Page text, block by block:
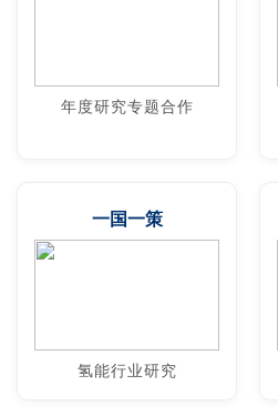
年度研究专题合作
一国一策
氢能行业研究